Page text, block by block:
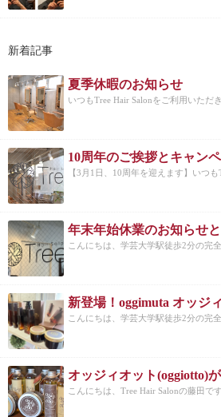
新着記事
夏季休暇のお知らせ
いつもTree Hair Salonをご利用いただ
10周年のご挨拶とキャン
【3月1日、10周年を迎えます】いつも
年末年始休業のお知らせ
こんにちは、学芸大学駅徒歩2分の完
こんにちは、学芸大学駅徒歩2分の完
こんにちは、Tree Hair Salonの藤田で